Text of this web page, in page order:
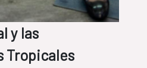
y las
Tropicales